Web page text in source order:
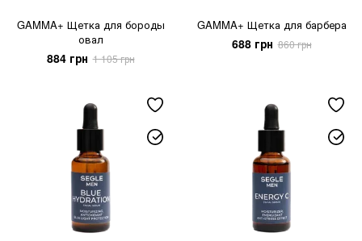
GAMMA+ Щетка для бороды
овал
884 грн 1 105 грн
GAMMA+ Щетка для барбера
688 грн 860 грн